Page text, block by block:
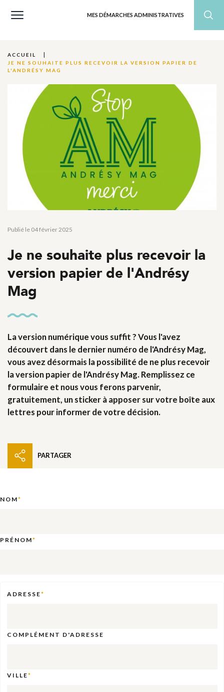
MES DÉMARCHES ADMINISTRATIVES
ACCUEIL
JE NE SOUHAITE PLUS RECEVOIR LA VERSION PAPIER DE
L'ANDRÉSY MAG
Publié le 04 février 2025
Je ne souhaite plus recevoir la
version papier de l'Andrésy
Mag
La version numérique vous suffit ? Vous l'avez
découvert dans le dernier numéro de l'Andrésy Mag,
vous avez désormais la possibilité de ne plus recevoir
la version papier de l'Andrésy Mag. Remplissez ce
formulaire et nous vous ferons parvenir,
gratuitement, un sticker à apposer sur votre boîte aux
lettres pour informer de votre décision.
PARTAGER
NOM
PRÉNOM
ADRESSE
COMPLÉMENT D'ADRESSE
VILLE